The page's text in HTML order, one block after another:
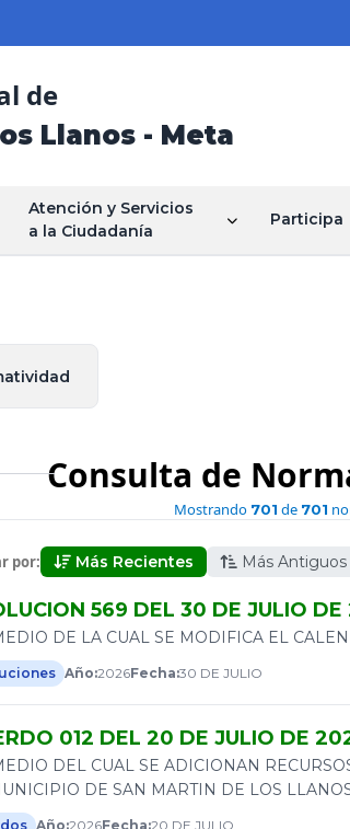
de
Llanos - Meta
Atención y Servicios
a la Ciudadanía
Participa
Consulta de
Mostrando 701 de 701
por: Más Recientes Más Antiguos
569 DEL 30 DE JULIO
DE LA CUAL SE MODIFICA EL
Año:2026Fecha:30 DE JULIO
012 DEL 20 DE JULIO DE
DEL CUAL SE ADICIONAN
DE SAN MARTIN DE LOS
Año:2026Fecha:20 DE JULIO